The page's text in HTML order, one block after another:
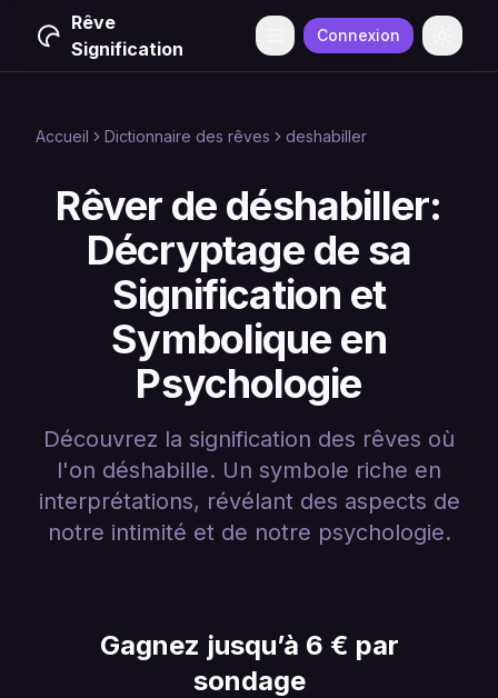
Rêve
Signification
Menu Connexion
Accueil Dictionnaire des rêves deshabiller
Rêver de déshabiller:
Décryptage de sa
Signification et
Symbolique en
Psychologie
Découvrez la signification des rêves où
l'on déshabille. Un symbole riche en
interprétations, révélant des aspects de
notre intimité et de notre psychologie.
Gagnez jusqu’à 6 € par
sondage